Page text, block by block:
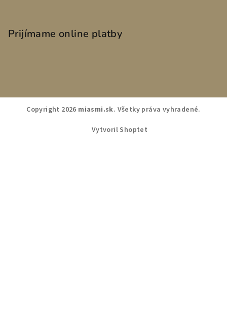
Prijímame online platby
Copyright 2026 miasmi.sk. Všetky práva vyhradené.
Vytvoril Shoptet